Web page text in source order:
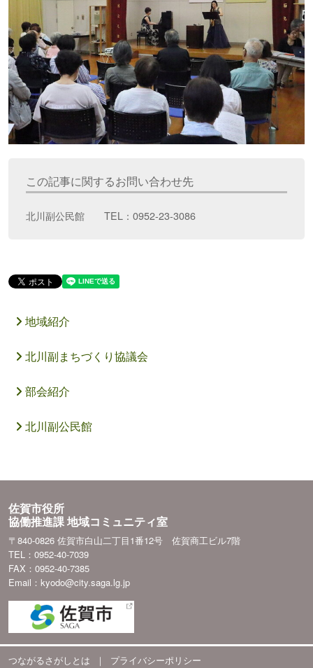
この記事に関するお問い合わせ先
北川副公民館 TEL：0952-23-3086
地域紹介
北川副まちづくり協議会
部会紹介
北川副公民館
佐賀市役所
協働推進課 地域コミュニティ室
〒840-0826 佐賀市白山二丁目1番12号 佐賀商工ビル7階
TEL：0952-40-7039
FAX：0952-40-7385
Email：kyodo@city.saga.lg.jp
つながるさがしとは ｜ プライバシーポリシー